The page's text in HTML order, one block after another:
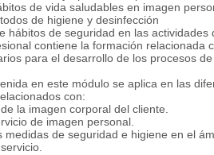
de vida saludables en imagen
de higiene y desinfección
hábitos de seguridad en las actividades
contiene la formación relacionada
para el desarrollo de los procesos
en este módulo se aplica en las
con:
la imagen corporal del cliente.
de imagen personal.
medidas de seguridad e higiene en el